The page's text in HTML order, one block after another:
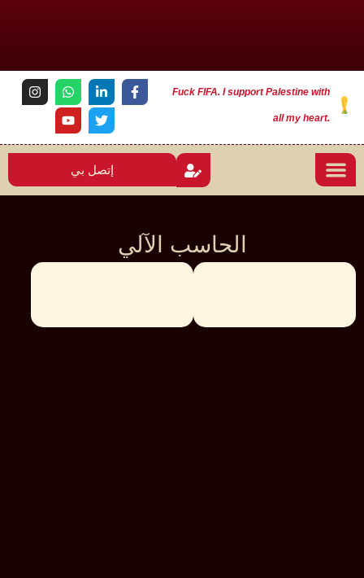
Fuck FIFA. I support Palestine with
all my heart.
إتصل بي
الحاسب الآلي